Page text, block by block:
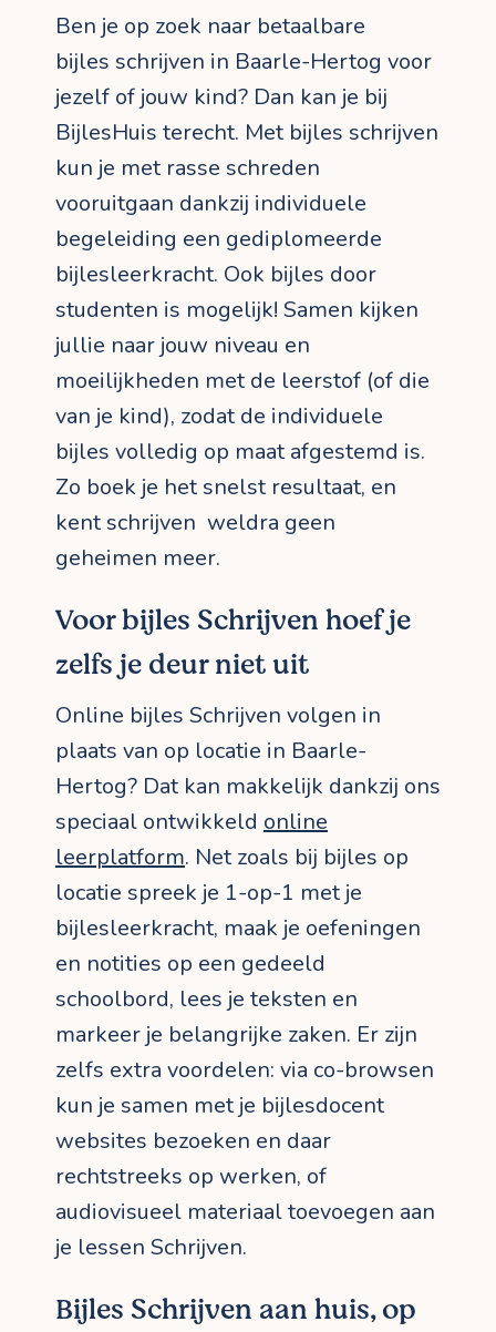
Ben je op zoek naar betaalbare
bijles schrijven in Baarle-Hertog voor
jezelf of jouw kind? Dan kan je bij
BijlesHuis terecht. Met bijles schrijven
kun je met rasse schreden
vooruitgaan dankzij individuele
begeleiding een gediplomeerde
bijlesleerkracht. Ook bijles door
studenten is mogelijk! Samen kijken
jullie naar jouw niveau en
moeilijkheden met de leerstof (of die
van je kind), zodat de individuele
bijles volledig op maat afgestemd is.
Zo boek je het snelst resultaat, en
kent schrijven weldra geen
geheimen meer.
Voor bijles Schrijven hoef je
zelfs je deur niet uit
Online bijles Schrijven volgen in
plaats van op locatie in Baarle-
Hertog? Dat kan makkelijk dankzij ons
speciaal ontwikkeld online
leerplatform. Net zoals bij bijles op
locatie spreek je 1-op-1 met je
bijlesleerkracht, maak je oefeningen
en notities op een gedeeld
schoolbord, lees je teksten en
markeer je belangrijke zaken. Er zijn
zelfs extra voordelen: via co-browsen
kun je samen met je bijlesdocent
websites bezoeken en daar
rechtstreeks op werken, of
audiovisueel materiaal toevoegen aan
je lessen Schrijven.
Bijles Schrijven aan huis, op